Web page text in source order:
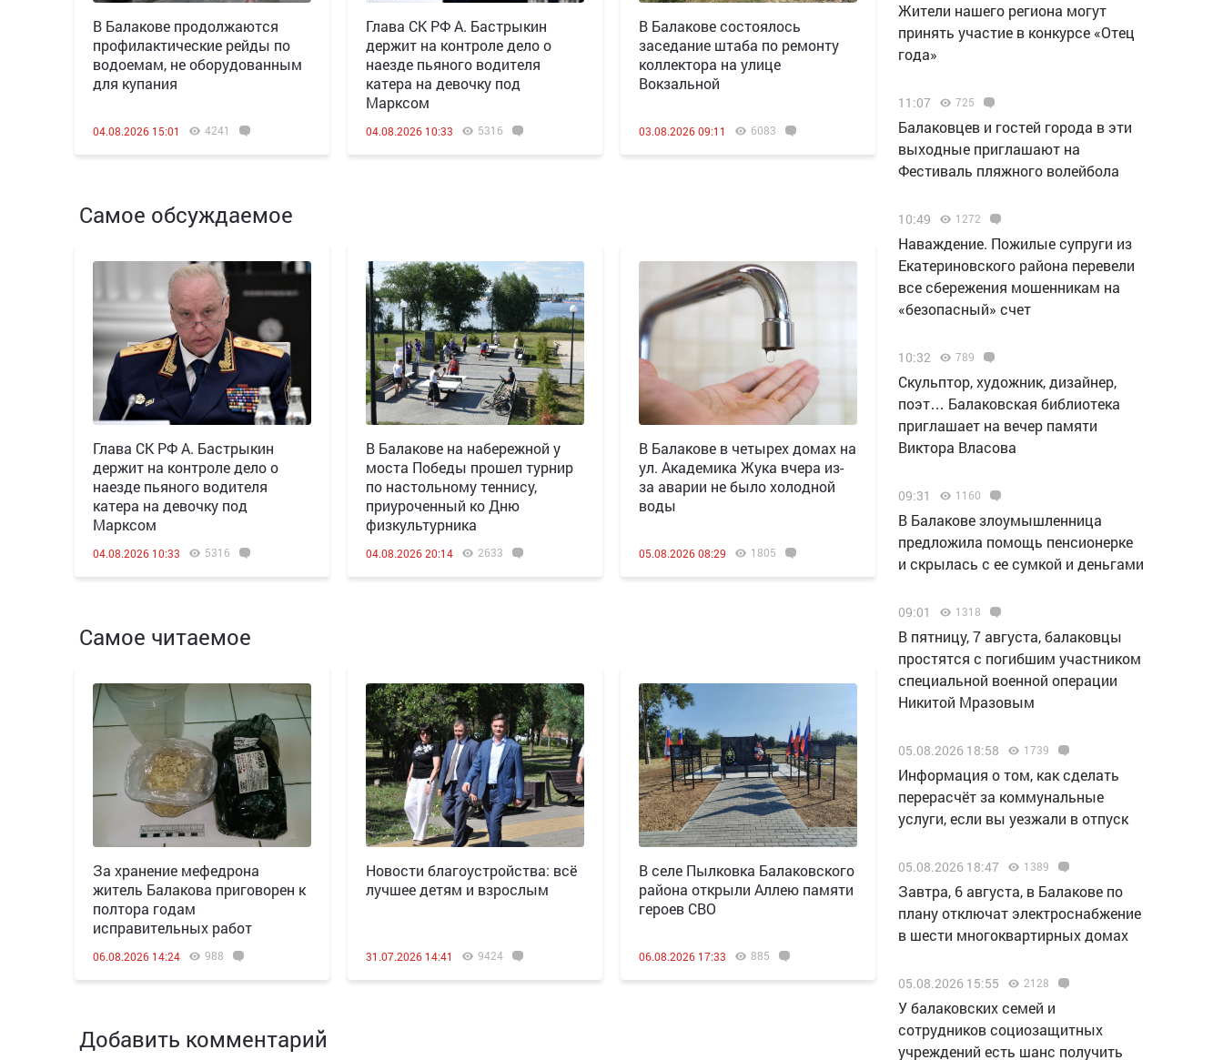
В Балакове продолжаются
профилактические рейды по
водоемам, не оборудованным
для купания
04.08.2026 15:01 4241
Глава СК РФ А. Бастрыкин
держит на контроле дело о
наезде пьяного водителя
катера на девочку под
Марксом
04.08.2026 10:33 5316
В Балакове состоялось
заседание штаба по ремонту
коллектора на улице
Вокзальной
03.08.2026 09:11 6083
Самое обсуждаемое
Глава СК РФ А. Бастрыкин
держит на контроле дело о
наезде пьяного водителя
катера на девочку под
Марксом
04.08.2026 10:33 5316
В Балакове на набережной у
моста Победы прошел турнир
по настольному теннису,
приуроченный ко Дню
физкультурника
04.08.2026 20:14 2633
В Балакове в четырех домах на
ул. Академика Жука вчера из-
за аварии не было холодной
воды
05.08.2026 08:29 1805
Самое читаемое
За хранение мефедрона
житель Балакова приговорен к
полтора годам
исправительных работ
06.08.2026 14:24 988
Новости благоустройства: всё
лучшее детям и взрослым
31.07.2026 14:41 9424
В селе Пылковка Балаковского
района открыли Аллею памяти
героев СВО
06.08.2026 17:33 885
Добавить комментарий
Жители нашего региона могут
принять участие в конкурсе «Отец
года»
11:07 725
Балаковцев и гостей города в эти
выходные приглашают на
Фестиваль пляжного волейбола
10:49 1272
Наваждение. Пожилые супруги из
Екатериновского района перевели
все сбережения мошенникам на
«безопасный» счет
10:32 789
Скульптор, художник, дизайнер,
поэт… Балаковская библиотека
приглашает на вечер памяти
Виктора Власова
09:31 1160
В Балакове злоумышленница
предложила помощь пенсионерке
и скрылась с ее сумкой и деньгами
09:01 1318
В пятницу, 7 августа, балаковцы
простятся с погибшим участником
специальной военной операции
Никитой Мразовым
05.08.2026 18:58 1739
Информация о том, как сделать
перерасчёт за коммунальные
услуги, если вы уезжали в отпуск
05.08.2026 18:47 1389
Завтра, 6 августа, в Балакове по
плану отключат электроснабжение
в шести многоквартирных домах
05.08.2026 15:55 2128
У балаковских семей и
сотрудников социозащитных
учреждений есть шанс получить